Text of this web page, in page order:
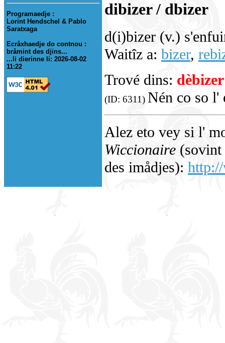
Programaedje :
Lorint Hendschel & Pablo
Saratxaga
Ecråxhaedje do contnou :
bråmint des djins...
...li dierinne li: 2026-08-02
11:22
dibizer / dbizer
d(i)bizer (v.)
Waitîz a: bizer,
Trové dins: dèbizer
(ID: 6311) Nén co so l'
Alez eto vey si l'
Wiccionaire (sovint
des imådjes):